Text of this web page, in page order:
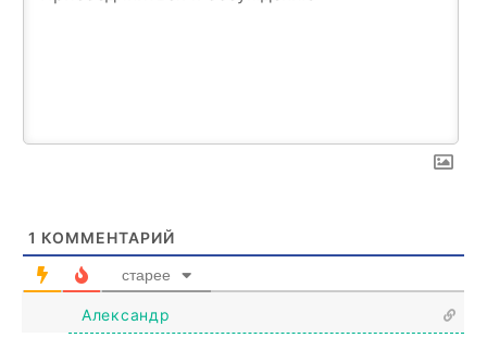
1 КОММЕНТАРИЙ
старее
Александр